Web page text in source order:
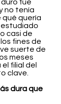
duro fue
no tenía
qué quería
estudiado
casi de
fines de
suerte de
meses
filial del
clave.
dura que